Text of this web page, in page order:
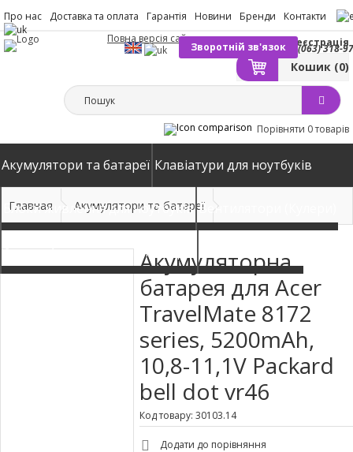
Про нас Доставка та оплата Гарантія Новини Бренди Контакти
(063) 318-
Зворотній зв'язок
Вхід Реєстрація
Кошик (0)
Повна версія сайту
Порівняти 0 товарів
Акумулятори та батареї Клавіатури для ноутбуків
Блоки живлення для ноутбуків Вентилятори (Кулери)
Автомобільні зарядні пристрої
Главная Акумулятори та батареї
Акумуляторна
батарея для Acer
TravelMate 8172
series, 5200mAh,
10,8-11,1V Packard
bell dot vr46
Код товару: 30103.14
Додати до порівняння